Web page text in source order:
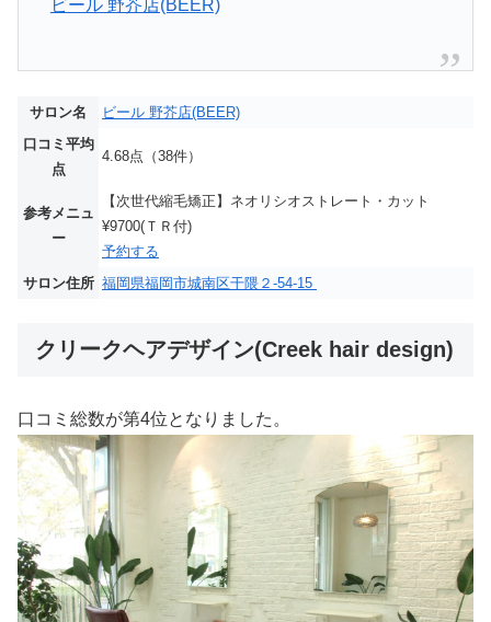
ビール 野芥店(BEER)
サロン名
ビール 野芥店(BEER)
口コミ平均
点
4.68点（38件）
参考メニュ
ー
【次世代縮毛矯正】ネオリシオストレート・カット
¥9700(ＴＲ付)
予約する
サロン住所 福岡県福岡市城南区干隈２-54-15
クリークヘアデザイン(Creek hair design)
口コミ総数が第4位となりました。